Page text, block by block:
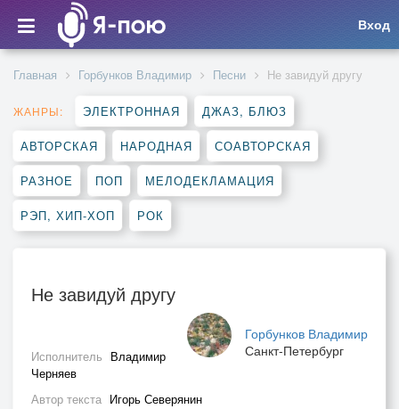
Вход
Главная Горбунков Владимир Песни Не завидуй другу
ЖАНРЫ: ЭЛЕКТРОННАЯ ДЖАЗ, БЛЮЗ
АВТОРСКАЯ НАРОДНАЯ СОАВТОРСКАЯ
РАЗНОЕ ПОП МЕЛОДЕКЛАМАЦИЯ
РЭП, ХИП-ХОП РОК
Не завидуй другу
Горбунков Владимир
Санкт-Петербург
Исполнитель Владимир
Черняев
Автор текста Игорь Северянин